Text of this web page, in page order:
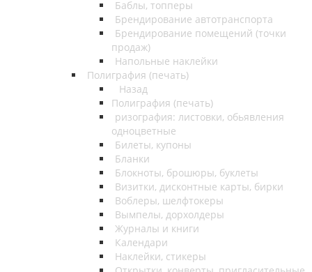
Баблы, топперы
Брендирование автотранспорта
Брендирование помещений (точки
продаж)
Напольные наклейки
Полиграфия (печать)
Назад
Полиграфия (печать)
ризография: листовки, обьявления
одноцветные
Билеты, купоны
Бланки
Блокноты, брошюры, буклеты
Визитки, дисконтные карты, бирки
Воблеры, шелфтокеры
Вымпелы, дорхолдеры
Журналы и книги
Календари
Наклейки, стикеры